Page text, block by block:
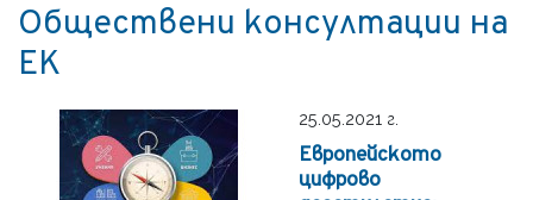
Обществени консултации на
ЕК
25.05.2021 г.
Европейското
цифрово